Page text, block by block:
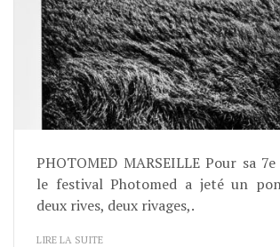
PHOTOMED MARSEILLE Pour sa
le festival Photomed a jeté un
deux rives, deux rivages,.
LIRE LA SUITE